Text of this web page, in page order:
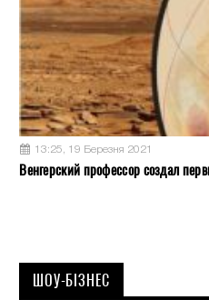
13:25, 19 Березня 2021
Венгерский профессор создал
ШОУ-БІЗНЕС